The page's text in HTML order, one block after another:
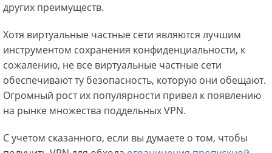
других преимуществ.
Хотя виртуальные частные сети являются лучшим
инструментом сохранения конфиденциальности, к
сожалению, не все виртуальные частные сети
обеспечивают ту безопасность, которую они обещают.
Огромный рост их популярности привел к появлению
на рынке множества поддельных VPN.
С учетом сказанного, если вы думаете о том, чтобы